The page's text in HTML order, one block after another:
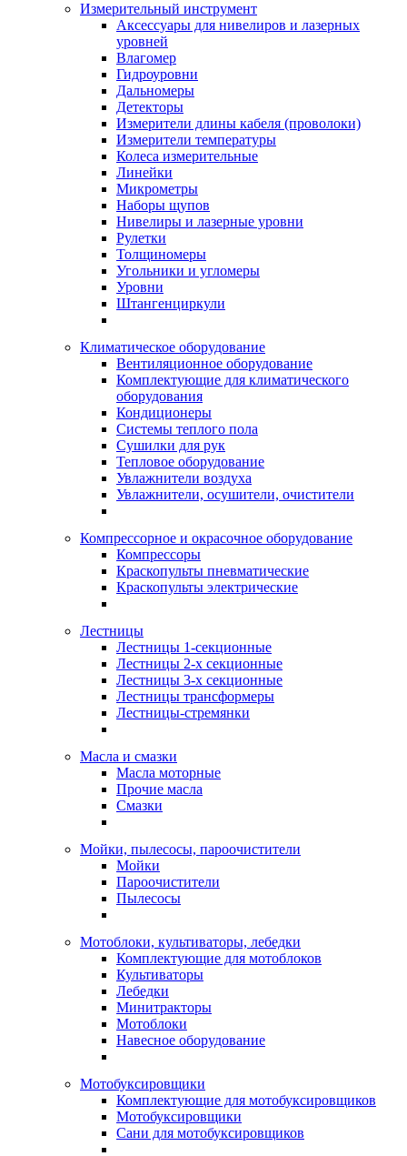
Измерительный инструмент
Аксессуары для нивелиров и лазерных
уровней
Влагомер
Гидроуровни
Дальномеры
Детекторы
Измерители длины кабеля (проволоки)
Измерители температуры
Колеса измерительные
Линейки
Микрометры
Наборы щупов
Нивелиры и лазерные уровни
Рулетки
Толщиномеры
Угольники и угломеры
Уровни
Штангенциркули
Климатическое оборудование
Вентиляционное оборудование
Комплектующие для климатического
оборудования
Кондиционеры
Системы теплого пола
Сушилки для рук
Тепловое оборудование
Увлажнители воздуха
Увлажнители, осушители, очистители
Компрессорное и окрасочное оборудование
Компрессоры
Краскопульты пневматические
Краскопульты электрические
Лестницы
Лестницы 1-секционные
Лестницы 2-х секционные
Лестницы 3-х секционные
Лестницы трансформеры
Лестницы-стремянки
Масла и смазки
Масла моторные
Прочие масла
Смазки
Мойки, пылесосы, пароочистители
Мойки
Пароочистители
Пылесосы
Мотоблоки, культиваторы, лебедки
Комплектующие для мотоблоков
Культиваторы
Лебедки
Минитракторы
Мотоблоки
Навесное оборудование
Мотобуксировщики
Комплектующие для мотобуксировщиков
Мотобуксировщики
Сани для мотобуксировщиков